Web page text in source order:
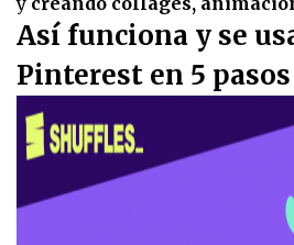
Así funciona y se
Pinterest en 5 pasos